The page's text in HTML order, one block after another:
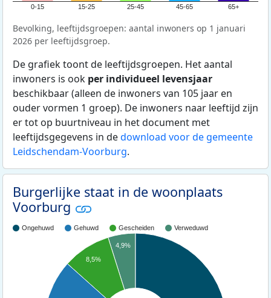
0-15 15-25 25-45 45-65 65+
Bevolking, leeftijdsgroepen: aantal inwoners op 1 januari
2026 per leeftijdsgroep.
De grafiek toont de leeftijdsgroepen. Het aantal
inwoners is ook per individueel levensjaar
beschikbaar (alleen de inwoners van 105 jaar en
ouder vormen 1 groep). De inwoners naar leeftijd zijn
er tot op buurtniveau in het document met
leeftijdsgegevens in dedownload voor de gemeente
Leidschendam-Voorburg.
Burgerlijke staat in de woonplaats
Voorburg
Ongehuwd Gehuwd Gescheiden Verweduwd
4,9%
8,5%